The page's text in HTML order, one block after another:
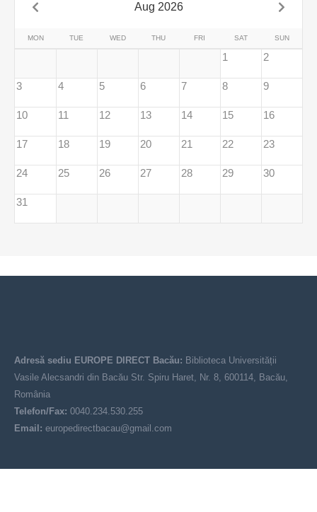
Aug 2026
MON TUE WED THU FRI SAT SUN
1 2
3 4 5 6 7 8 9
10 11 12 13 14 15 16
17 18 19 20 21 22 23
24 25 26 27 28 29 30
31
Adresă sediu EUROPE DIRECT Bacău: Biblioteca Universității
Vasile Alecsandri din Bacău Str. Spiru Haret, Nr. 8, 600114, Bacău,
România
Telefon/Fax: 0040.234.530.255
Email: europedirectbacau@gmail.com